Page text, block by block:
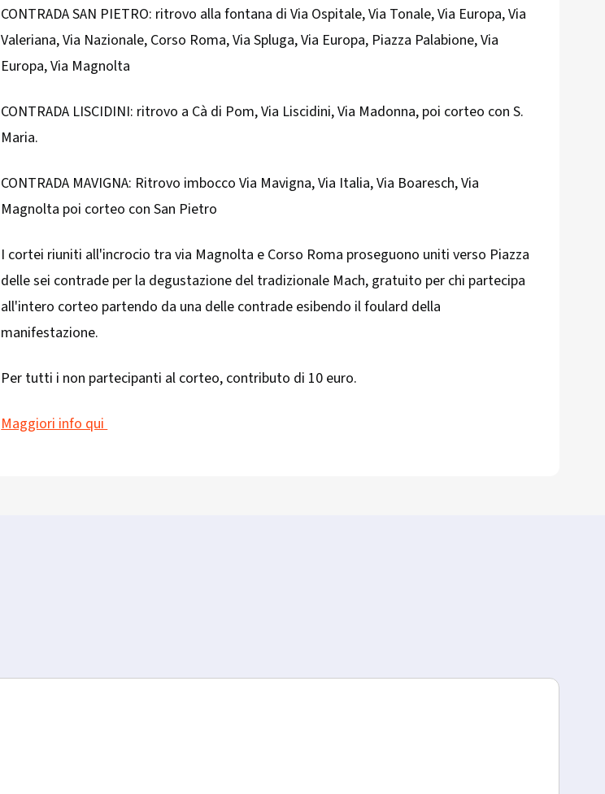
CONTRADA SAN PIETRO: ritrovo alla fontana di Via Ospitale, Via Tonale, Via Europa, Via
Valeriana, Via Nazionale, Corso Roma, Via Spluga, Via Europa, Piazza Palabione, Via
Europa, Via Magnolta
CONTRADA LISCIDINI: ritrovo a Cà di Pom, Via Liscidini, Via Madonna, poi corteo con S.
Maria.
CONTRADA MAVIGNA: Ritrovo imbocco Via Mavigna, Via Italia, Via Boaresch, Via
Magnolta poi corteo con San Pietro
I cortei riuniti all'incrocio tra via Magnolta e Corso Roma proseguono uniti verso Piazza
delle sei contrade per la degustazione del tradizionale Mach, gratuito per chi partecipa
all'intero corteo partendo da una delle contrade esibendo il foulard della
manifestazione.
Per tutti i non partecipanti al corteo, contributo di 10 euro.
Maggiori info qui